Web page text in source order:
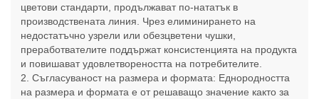
цветови стандарти, продължават по-нататък в
производствената линия. Чрез елиминирането на
недостатъчно узрели или обезцветени чушки,
преработвателите поддържат консистенцията на продукта
и повишават удовлетвореността на потребителите.
2. Съгласуваност на размера и формата: Еднородността
на размера и формата е от решаващо значение както за